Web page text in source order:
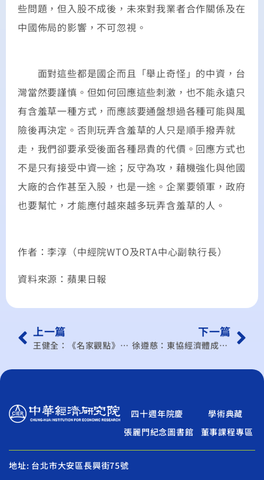
些問題，但入股不成後，未來對我業者合作關係及在
中國佈局的影響，不可忽視。
面對這些都是國企而且「舉止奇怪」的中資，台
灣當然要謹慎。但如何回應這些刺激，也不能永遠只
有含羞草一種方式，而應該要通盤想過各種可能與風
險後再決定。否則玩弄含羞草的人只是順手撥弄就
走，我們卻要承受後面各種昂貴的代價。回應方式也
不是只有接受中資一途；反守為攻，藉機強化與他國
大廠的合作甚至入股，也是一途。企業要領軍，政府
也要幫忙，才能應付越來越多玩弄含羞草的人。
作者：李淳（中經院WTO及RTA中心副執行長）
資料來源：蘋果日報
上一篇
王健全：《名家觀點》呷緊弄破碗
下一篇
徐遵慈：東協經濟體成立 我無對策
四十週年院慶
學術典藏
張麗門紀念圖書館
董事課程專區
地址: 台北市大安區長興街75號